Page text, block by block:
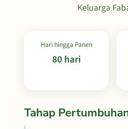
Keluarga
Hari hingga Panen
80 hari
Tahap